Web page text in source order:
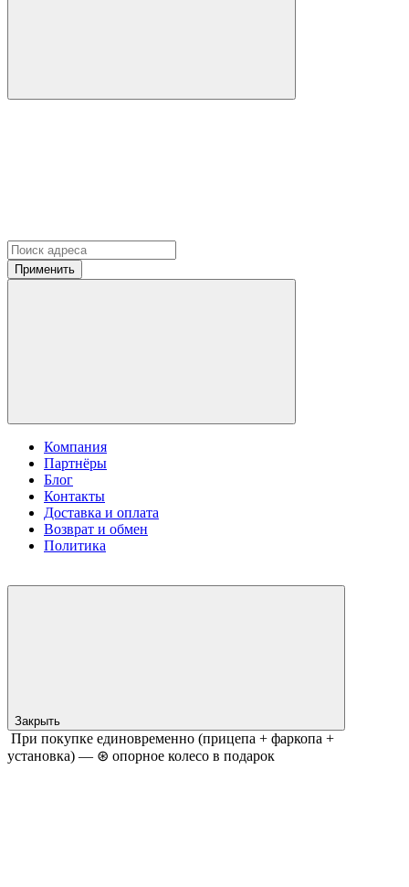
Применить
Компания
Партнёры
Блог
Контакты
Доставка и оплата
Возврат и обмен
Политика
Закрыть
При покупке единовременно (прицепа + фаркопа +
установка) — ⊛ опорное колесо в подарок